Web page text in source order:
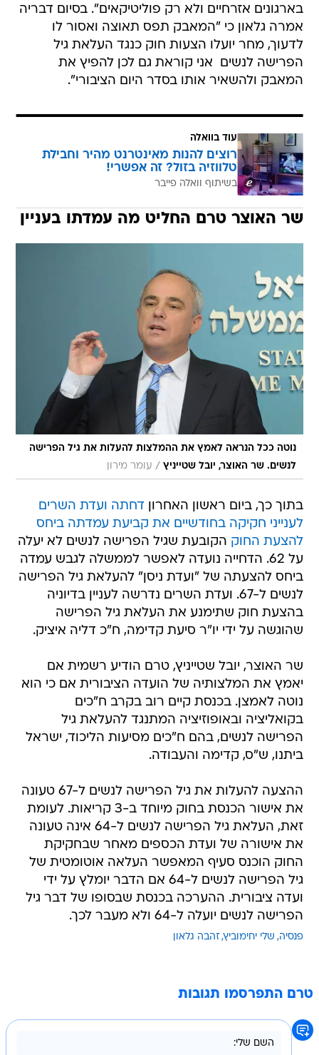
בארגונים אזרחיים ולא רק פוליטיקאים". בסיום דבריה
אמרה גלאון כי "המאבק תפס תאוצה ואסור לו
לדעוך, מחר יועלו הצעות חוק כנגד העלאת גיל
הפרישה לנשים  אני קוראת גם לכן להפיץ את
המאבק ולהשאיר אותו בסדר היום הציבורי".
עוד בוואלה
רוצים להנות מאינטרנט מהיר וחבילת
טלווזיה בזול? זה אפשרי!
בשיתוף וואלה פייבר
שר האוצר טרם החליט מה עמדתו בעניין
נוטה ככל הנראה לאמץ את ההמלצות להעלות את גיל הפרישה
לנשים. שר האוצר, יובל שטייניץ / עומר מירון
בתוך כך, ביום ראשון האחרון דחתה ועדת השרים
לענייני חקיקה בחודשיים את קביעת עמדתה ביחס
להצעת החוק הקובעת שגיל הפרישה לנשים לא יעלה
על 62. הדחייה נועדה לאפשר לממשלה לגבש עמדה
ביחס להצעתה של "ועדת ניסן" להעלאת גיל הפרישה
לנשים ל-67. ועדת השרים נדרשה לעניין בדיוניה
בהצעת חוק שתימנע את העלאת גיל הפרישה
שהוגשה על ידי יו"ר סיעת קדימה, ח"כ דליה איציק.
שר האוצר, יובל שטייניץ, טרם הודיע רשמית אם
יאמץ את המלצותיה של הועדה הציבורית אם כי הוא
נוטה לאמצן. בכנסת קיים רוב בקרב ח"כים
בקואליציה ובאופוזיציה המתנגד להעלאת גיל
הפרישה לנשים, בהם ח"כים מסיעות הליכוד, ישראל
ביתנו, ש"ס, קדימה והעבודה.
ההצעה להעלות את גיל הפרישה לנשים ל-67 טעונה
את אישור הכנסת בחוק מיוחד ב-3 קריאות. לעומת
זאת, העלאת גיל הפרישה לנשים ל-64 אינה טעונה
את אישורה של ועדת הכספים מאחר שבחקיקת
החוק הוכנס סעיף המאפשר העלאה אוטומטית של
גיל הפרישה לנשים ל-64 אם הדבר יומלץ על ידי
ועדה ציבורית. ההערכה בכנסת שבסופו של דבר גיל
הפרישה לנשים יועלה ל-64 ולא מעבר לכך.
פנסיה שלי יחימוביץ זהבה גלאון
טרם התפרסמו תגובות